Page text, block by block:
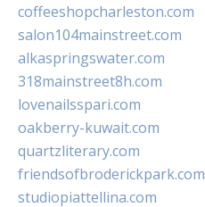
coffeeshopcharleston.com
salon104mainstreet.com
alkaspringswater.com
318mainstreet8h.com
lovenailsspari.com
oakberry-kuwait.com
quartzliterary.com
friendsofbroderickpark.com
studiopiattellina.com